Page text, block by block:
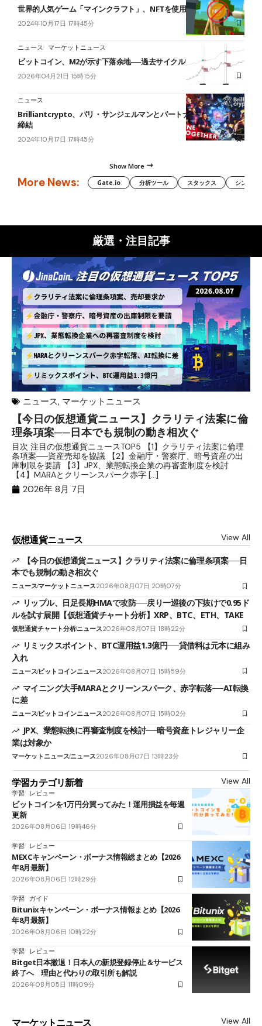
世界的人気ゲーム「マインクラフト」、NFTを使用禁止へ
2024年10月17日 17時45分
ニュース マーケットニュース
ビットコイン、M2が示す下落余地──過去サイクルでは夏に底入れか
2026年04月21日 15時15分
ニュース
Brilliantcrypto、パリ・サンジェルマンとパートナーシップ契約を
締結
2024年10月17日 17時45分
Show More
More News: Gate.io 分析ツール スタックス シンボル
厳選・注目記事
ニュース, マーケットニュース
【今日の仮想通貨ニュース】クラリティ法案に倫
理条項案──日本でも規制の動き相次ぐ
目次 注目の仮想通貨ニュースTOP5 【1】クラリティ法案に倫理
条項案──資産売却を協議 【2】金融庁・警察庁、暗号資産の出
庫制限を要請 【3】JPX、業態転換企業の再審査制度を検討
【4】MARAとクリーンスパーク赤字 […]
2026年 8月 7日
仮想通貨ニュース View All
【今日の仮想通貨ニュース】クラリティ法案に倫理条項案──日
本でも規制の動き相次ぐ
ニュースマーケットニュース2026年08月07日 20時07分
リップル、日足長期HMAで攻防──戻り一巡後の下抜けで0.95ド
ルを試す展開【仮想通貨チャート分析】XRP、BTC、ETH、TAKE
仮想通貨チャート分析ニュース2026年08月07日 18時22分
リミックスポイント、BTC運用益1.3億円──貸借料は元本に組み
入れ
ニュースビットコインニュース2026年08月07日 15時59分
マイニング大手MARAとクリーンスパーク、赤字転落──AI転換
に差
ニュースビットコインニュース2026年08月07日 15時02分
JPX、業態転換に再審査制度を検討──暗号資産トレジャリー企
業は対象か
マーケットニュースニュース2026年08月07日 13時23分
学習カテゴリ新着 View All
学習 レビュー
ビットコインを1万円分買ってみた！運用損益を毎週
更新
2026年08月06日 19時46分
学習 レビュー
MEXCキャンペーン・ボーナス情報総まとめ【2026
年8月最新】
2026年08月06日 12時29分
学習 ガイド
Bitunixキャンペーン・ボーナス情報まとめ【2026
年8月最新】
2026年08月06日 10時22分
学習 レビュー
Bitget日本撤退！日本人の新規登録停止＆サービス
終了へ 理由と代わりの取引所も解説
2026年08月05日 11時09分
マーケットニュース View All